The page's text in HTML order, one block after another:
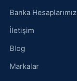
Banka Hesaplarımız
İletişim
Blog
Markalar